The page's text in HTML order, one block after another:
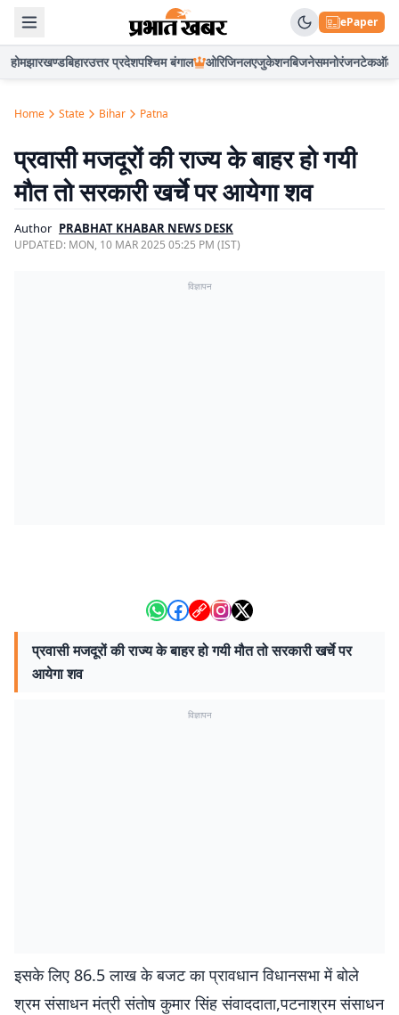
ePaper
होमझारखण्डबिहारउत्तर प्रदेशपश्चिम बंगाल ओरिजिनलएजुकेशनबिजनेसमनोरंजनटेकऑटो
Home State Bihar Patna
प्रवासी मजदूरों की राज्य के बाहर हो गयी
मौत तो सरकारी खर्चे पर आयेगा शव
Author PRABHAT KHABAR NEWS DESK
UPDATED: MON, 10 MAR 2025 05:25 PM (IST)
विज्ञापन
प्रवासी मजदूरों की राज्य के बाहर हो गयी मौत तो सरकारी खर्चे पर
आयेगा शव
विज्ञापन
इसके लिए 86.5 लाख के बजट का प्रावधान विधानसभा में बोले
श्रम संसाधन मंत्री संतोष कुमार सिंह संवाददाता,पटनाश्रम संसाधन